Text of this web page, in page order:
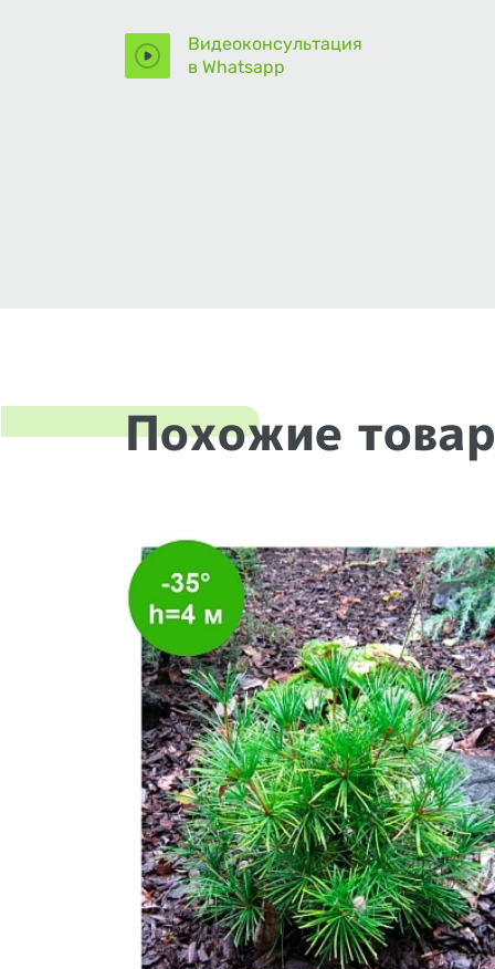
Видеоконсультация
в Whatsapp
Похожие